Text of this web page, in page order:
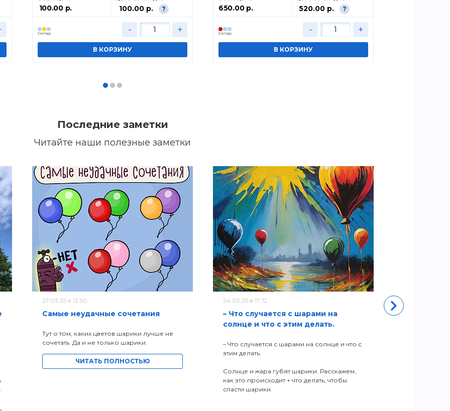
100.00 р. 100.00 р. ?
Cклад - +
650.00 р. 520.00 р. ?
Cклад - +
Последние заметки
Читайте наши полезные заметки
27.03.25 в 12:50
Самые неудачные сочетания
Тут о том, каких цветов шарики лучше не
сочетать. Да и не только шарики.
ЧИТАТЬ ПОЛНОСТЬЮ
24.03.25 в 17:12
– Что случается с шарами на
солнце и что с этим делать.
– Что случается с шарами на солнце и что с
этим делать.
Солнце и жара губят шарики. Расскажем,
как это происходит + что делать, чтобы
спасти шарики.